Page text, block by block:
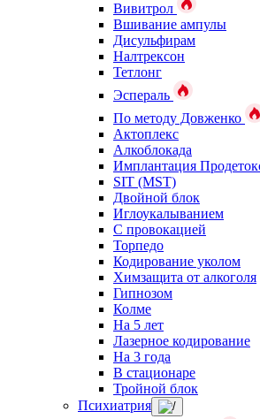
Вивитрол
Вшивание ампулы
Дисульфирам
Налтрексон
Тетлонг
Эспераль
По методу Довженко
Актоплекс
Алкоблокада
Имплантация
SIT (MST)
Двойной блок
Иглоукалыванием
С провокацией
Торпедо
Кодирование уколом
Химзащита от алкоголя
Гипнозом
Колме
На 5 лет
Лазерное кодирование
На 3 года
В стационаре
Тройной блок
Психиатрия